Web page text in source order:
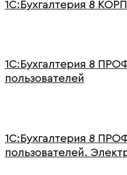
1С:Бухгалтерия 8 КОРП
1С:Бухгалтерия 8
пользователей
1С:Бухгалтерия 8
пользователей.